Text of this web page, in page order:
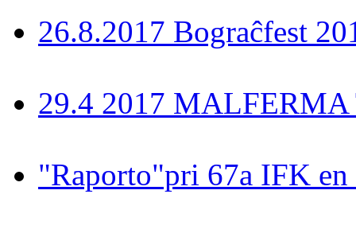
26.8.2017 Bograĉfest
29.4 2017
"Raporto"pri 67a IFK